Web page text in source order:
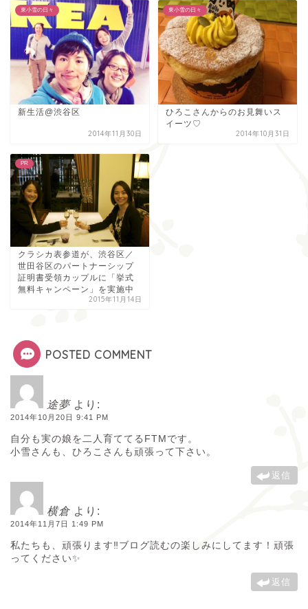
東小雪の日々
新生活@渋谷区
2014年11月30日
東小雪の日々
ひろこさんからのお見舞いス
イーツ♡
2014年10月31日
PR
クラシカ表参道が、渋谷区／
世田谷区のパートナーシップ
証明書受領カップルに「挙式
無料キャンペーン」を実施中
2015年11月14日
POSTED COMMENT
途夢 より:
2014年10月20日 9:41 PM
自分も実の娘を二人育ててるFTMです。
小雪さんも、ひろこさんも頑張って下さい。
返信
横倉 より:
2014年11月7日 1:49 PM
私たちも、頑張ります‼︎ブログ読むの楽しみにしてます！頑張
ってください✨
返信